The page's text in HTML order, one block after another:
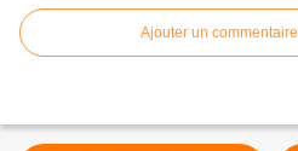
Ajouter un commentaire